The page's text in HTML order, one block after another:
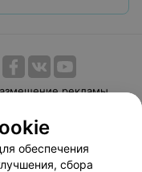
рекламы
Способы оплаты
обеспечения
сбора